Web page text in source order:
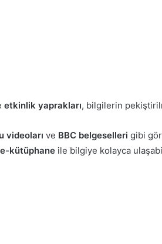
etkinlik yaprakları, bilgilerin
videoları ve BBC belgeselleri gibi
kütüphane ile bilgiye kolayca